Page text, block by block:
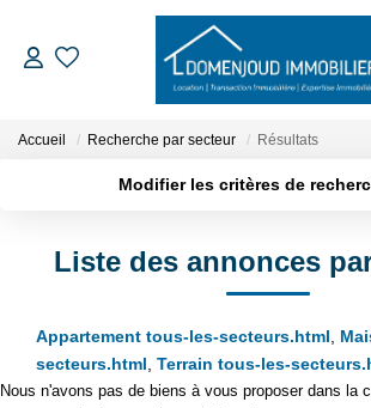
ACHETER
LOUER
EXPERTISER
Accueil Recherche par secteur Résultats
Modifier les critères de
Type de bien
Surface min
Budget max
Liste des annonces
Appartement tous-les-secteurs.html
secteurs.html Terrain tous-les-
Nous n'avons pas de biens à vous proposer dans la